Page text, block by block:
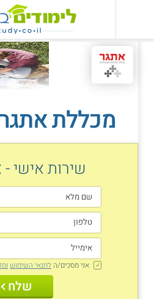
מכללת
שירות אישי
אני מסכים/ה לתנאי השימוש
שלח